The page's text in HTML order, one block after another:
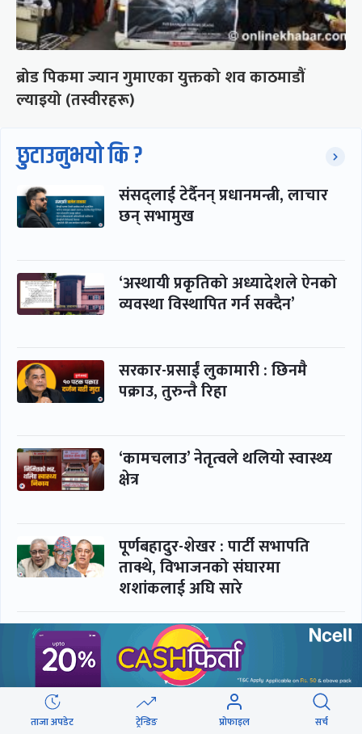
ब्रोड पिकमा ज्यान गुमाएका युक्तको शव काठमाडौं
ल्याइयो (तस्वीरहरू)
छुटाउनुभयो कि ?
संसद्लाई टेर्दैनन् प्रधानमन्त्री, लाचार
छन् सभामुख
‘अस्थायी प्रकृतिको अध्यादेशले ऐनको
व्यवस्था विस्थापित गर्न सक्दैन’
सरकार-प्रसाईं लुकामारी : छिनमै
पक्राउ, तुरुन्तै रिहा
‘कामचलाउ’ नेतृत्वले थलियो स्वास्थ्य
क्षेत्र
पूर्णबहादुर-शेखर : पार्टी सभापति
ताक्थे, विभाजनको संघारमा
शशांकलाई अघि सारे
कप्तानगञ्जमा झिल्को, गोलबजारमा
डढेलो
आकस्मिक कक्ष चिकित्सकमाथि
ताजा अपडेट ट्रेन्डिङ प्रोफाइल सर्च